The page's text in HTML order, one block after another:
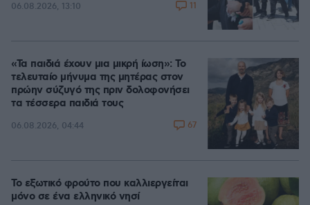
06.08.2026, 13:10 11
«Τα παιδιά έχουν μια μικρή ίωση»: Το
τελευταίο μήνυμα της μητέρας στον
πρώην σύζυγό της πριν δολοφονήσει
τα τέσσερα παιδιά τους
06.08.2026, 04:44 67
Το εξωτικό φρούτο που καλλιεργείται
μόνο σε ένα ελληνικό νησί